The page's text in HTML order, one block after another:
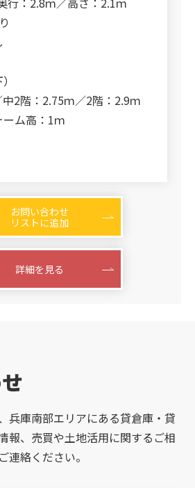
中2階：2.75ｍ／2階：2.9ｍ
ム高：1ｍ
お問い合わせ
リストに追加
詳細を見る
兵庫南部エリアにある貸倉庫・貸
報、売買や土地活用に関するご相
連絡ください。